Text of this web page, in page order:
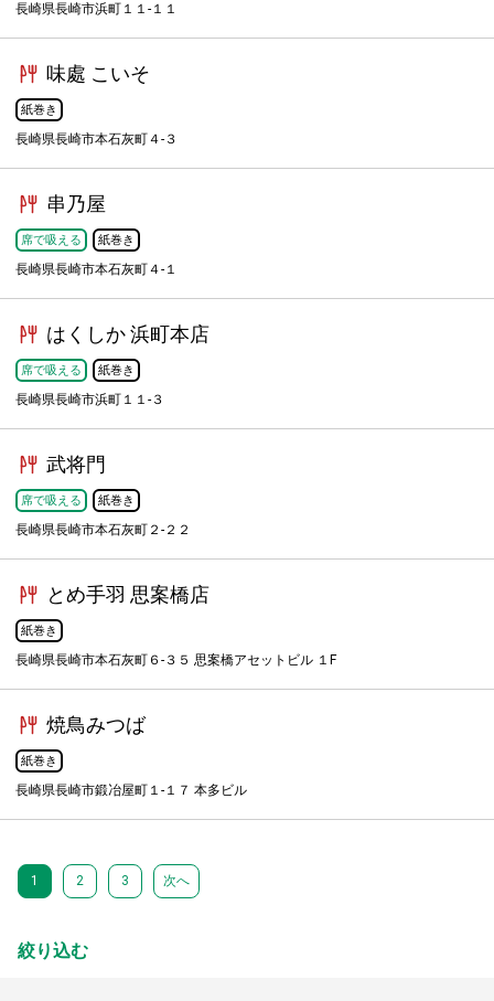
長崎県長崎市浜町１１-１１
味處 こいそ
紙巻き
長崎県長崎市本石灰町４-３
串乃屋
席で吸える 紙巻き
長崎県長崎市本石灰町４-１
はくしか 浜町本店
席で吸える 紙巻き
長崎県長崎市浜町１１-３
武将門
席で吸える 紙巻き
長崎県長崎市本石灰町２-２２
とめ手羽 思案橋店
紙巻き
長崎県長崎市本石灰町６-３５ 思案橋アセットビル １F
焼鳥みつば
紙巻き
長崎県長崎市鍛冶屋町１-１７ 本多ビル
1 2 3 次へ
絞り込む